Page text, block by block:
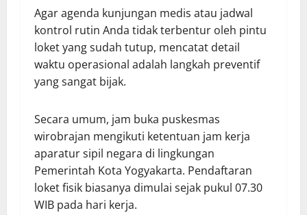
Agar agenda kunjungan medis atau jadwal
kontrol rutin Anda tidak terbentur oleh pintu
loket yang sudah tutup, mencatat detail
waktu operasional adalah langkah preventif
yang sangat bijak.
Secara umum, jam buka puskesmas
wirobrajan mengikuti ketentuan jam kerja
aparatur sipil negara di lingkungan
Pemerintah Kota Yogyakarta. Pendaftaran
loket fisik biasanya dimulai sejak pukul 07.30
WIB pada hari kerja.